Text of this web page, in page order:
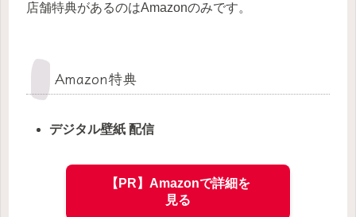
店舗特典があるのはAmazonのみです。
Amazon特典
デジタル壁紙 配信
【PR】Amazonで詳細を
見る